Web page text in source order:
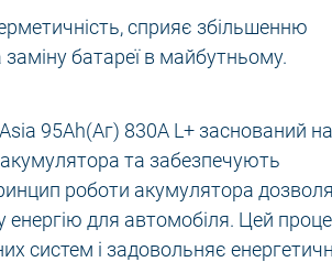
сприяє збільшенню
батареї в майбутньому.
95Ah(Аг) 830A L+ заснований на
акумулятора та забезпечують
роботи акумулятора
енергію для автомобіля. Цей
систем і задовольняє